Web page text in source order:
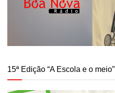
15ª Edição “A Escola e o meio”